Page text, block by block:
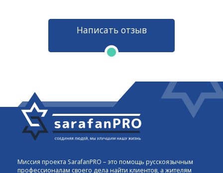
Написать отзыв
Миссия проекта SarafanPRO – это помощь русскоязычным
профессионалам своего дела найти клиентов, а жителям